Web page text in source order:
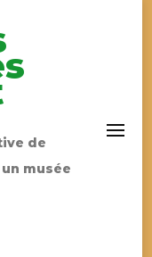
de
musée